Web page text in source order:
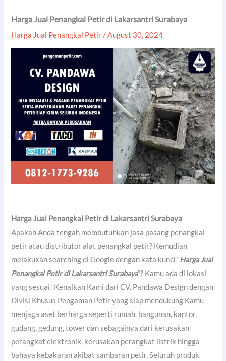
Harga Jual Penangkal Petir di Lakarsantri Surabaya
Harga Jual Penangkal Petir /August 30, 2024
Harga Jual Penangkal Petir di Lakarsantri Surabaya
Apakah Anda tengah membutuhkan jasa pasang penangkal
petir atau distributor alat penangkal petir? Kemudian
melakukan searching di Google dengan kata kunci “Harga Jual
Penangkal Petir di Lakarsantri Surabaya”? Kamu ada di lokasi
yang sesuai! Kenalkan Kami dari CV. Pandawa Design dengan
Divisi Khusus Pengaman Petir yang siap mendukung Kamu
menjaga aset berharga seperti rumah, bangunan, kantor,
gudang, gedung, tower dan sebagainya dari kerusakan
perangkat elektronik, kerusakan perangkat listrik hingga
bahaya kebakaran akibat sambaran petir. Seluruh produk